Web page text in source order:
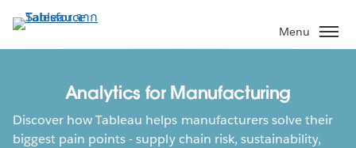
ไป
ที่
Menu
Analytics for Manufacturing
Discover how Tableau helps manufacturers solve their
biggest pain points - supply chain risk, sustainability,